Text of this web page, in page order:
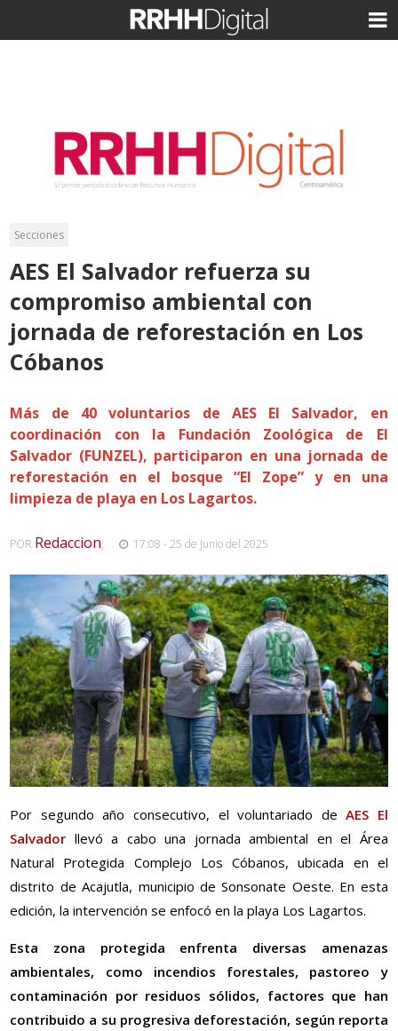
Secciones
AES El Salvador refuerza su
compromiso ambiental con
jornada de reforestación en Los
Cóbanos
Más de 40 voluntarios de AES El Salvador, en
coordinación con la Fundación Zoológica de El
Salvador (FUNZEL), participaron en una jornada de
reforestación en el bosque “El Zope” y en una
limpieza de playa en Los Lagartos.
POR Redaccion, 17:08 - 25 de Junio del 2025
Por segundo año consecutivo, el voluntariado deAES El
Salvador llevó a cabo una jornada ambiental en el Área
Natural Protegida Complejo Los Cóbanos, ubicada en el
distrito de Acajutla, municipio de Sonsonate Oeste. En esta
edición, la intervención se enfocó en la playa Los Lagartos.
Esta zona protegida enfrenta diversas amenazas
ambientales, como incendios forestales, pastoreo y
contaminación por residuos sólidos, factores que han
contribuido a su progresiva deforestación, según reporta